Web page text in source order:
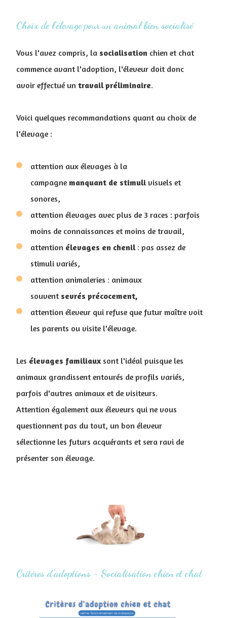
Choix de l'élevage pour un animal bien socialisé
Vous l'avez compris, la socialisation chien et chat
commence avant l'adoption, l'éleveur doit donc
avoir effectué un travail préliminaire.
Voici quelques recommandations quant au choix de
l'élevage :
attention aux élevages à la
campagne manquant de stimuli visuels et
sonores,
attention élevages avec plus de 3 races : parfois
moins de connaissances et moins de travail,
attention élevages en chenil: pas assez de
stimuli variés,
attention animaleries : animaux
souventsevrés précocement,
attention éleveur qui refuse que futur maître voit
les parents ou visite l'élevage.
Les élevages familiaux sont l'idéal puisque les
animaux grandissent entourés de profils variés,
parfois d'autres animaux et de visiteurs.
Attention également aux éleveurs qui ne vous
questionnent pas du tout, un bon éleveur
sélectionne les futurs acquérants et sera ravi de
présenter son élevage.
Critères d'adoptions - Socialisation chien et chat